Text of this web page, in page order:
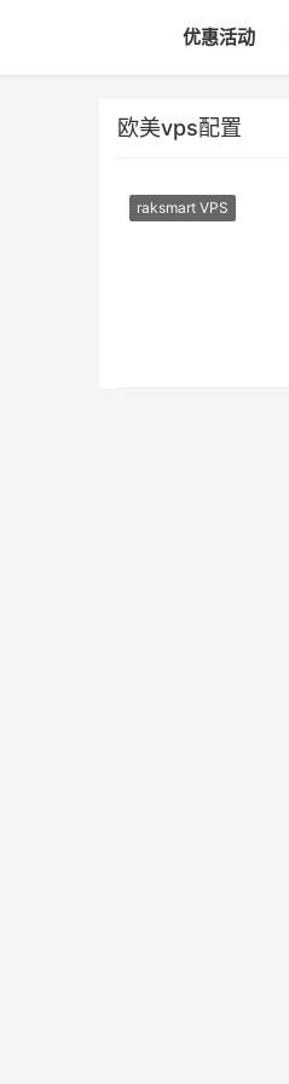
优惠活动
欧美vps配置
raksmart VPS